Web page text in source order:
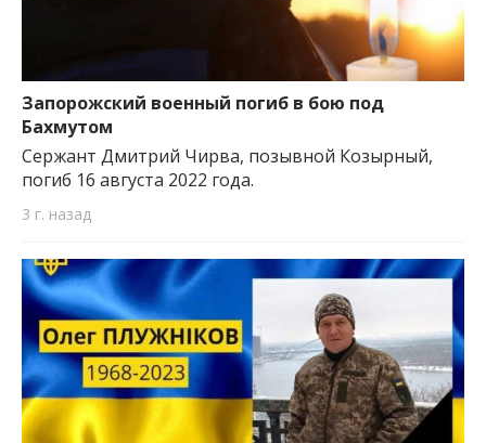
Запорожский военный погиб в бою под
Бахмутом
Сержант Дмитрий Чирва, позывной Козырный,
погиб 16 августа 2022 года.
3 г. назад